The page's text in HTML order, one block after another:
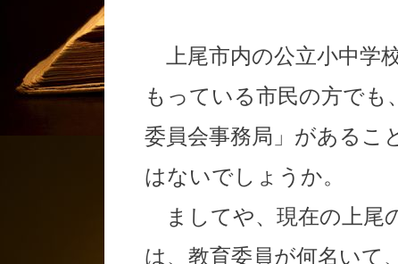
上尾市内の公立小中学
もっている市民の方でも
委員会事務局」があるこ
はないでしょうか。
ましてや、現在の上尾
は、教育委員が何名いて